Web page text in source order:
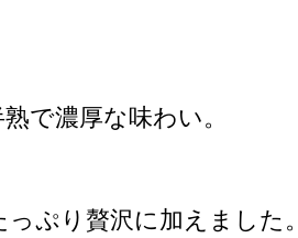
で濃厚な味わい。
ぷり贅沢に加えました。